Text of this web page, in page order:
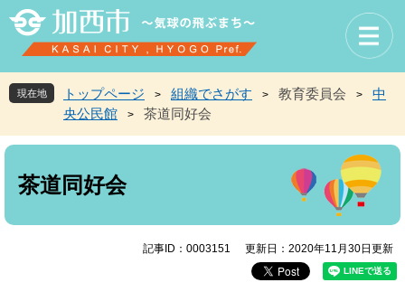
先
頭
す
を
飛
し
へ
現在地 トップページ > 組織でさがす > 教育委員会 >
中
央公民館
> 茶道同好会
本
茶道同好会
記事ID：0003151 更新日：2020年11月30日更新